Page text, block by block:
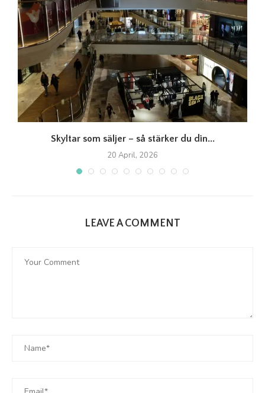
Skyltar som säljer – så stärker du din...
20 April, 2026
LEAVE A COMMENT